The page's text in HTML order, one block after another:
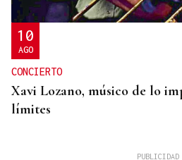
10
AGO
CONCIERTO
Xavi Lozano, músico de lo
límites